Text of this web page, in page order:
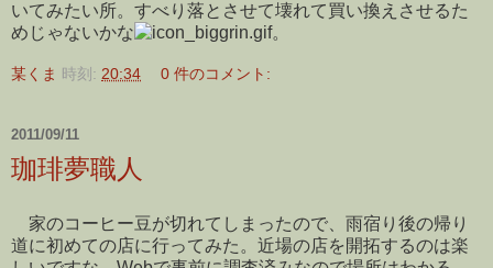
いてみたい所。すべり落とさせて壊れて買い換えさせるた
めじゃないかな
。
某くま 時刻: 20:34 0 件のコメント:
2011/09/11
珈琲夢職人
家のコーヒー豆が切れてしまったので、雨宿り後の帰り
道に初めての店に行ってみた。近場の店を開拓するのは楽